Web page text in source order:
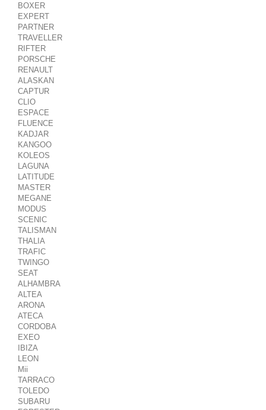
BOXER
EXPERT
PARTNER
TRAVELLER
RIFTER
PORSCHE
RENAULT
ALASKAN
CAPTUR
CLIO
ESPACE
FLUENCE
KADJAR
KANGOO
KOLEOS
LAGUNA
LATITUDE
MASTER
MEGANE
MODUS
SCENIC
TALISMAN
THALIA
TRAFIC
TWINGO
SEAT
ALHAMBRA
ALTEA
ARONA
ATECA
CORDOBA
EXEO
IBIZA
LEON
Mii
TARRACO
TOLEDO
SUBARU